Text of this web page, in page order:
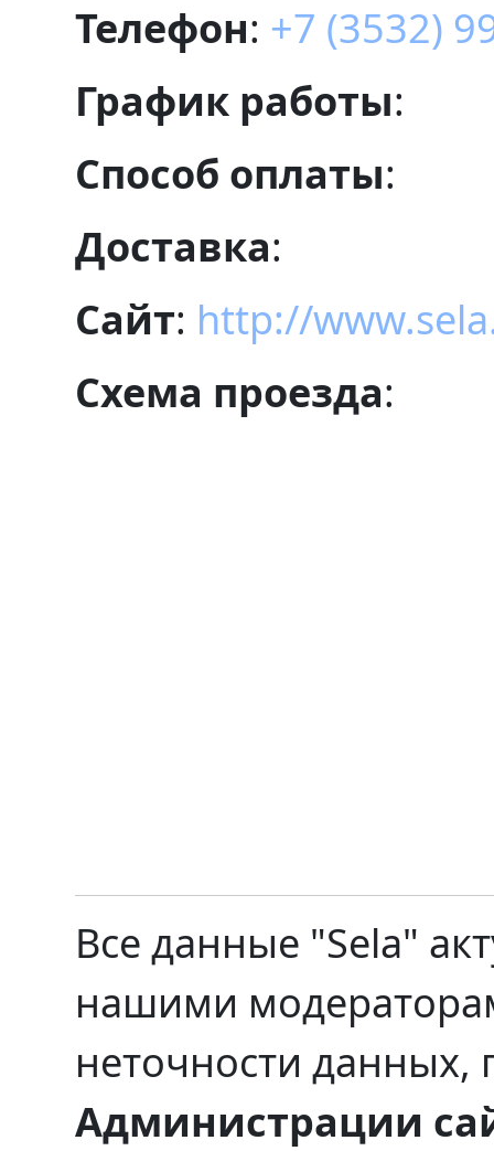
Телефон: +7 (3532)
График работы:
Способ оплаты:
Доставка:
Сайт: http://
Схема проезда:
Все данные "Sela"
нашими
неточности
Администрации